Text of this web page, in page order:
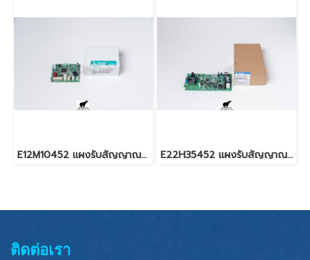
E12M10452 แผงรับสัญญาณรีโมท สำหรับแอร์มิตซู รุ่น MSY-GK09,13,15 E22H35452 แผงรับสัญญาณรีโมท สำหรับแอร์มิตซู รุ่น MS-SGH18
ติดต่อเรา